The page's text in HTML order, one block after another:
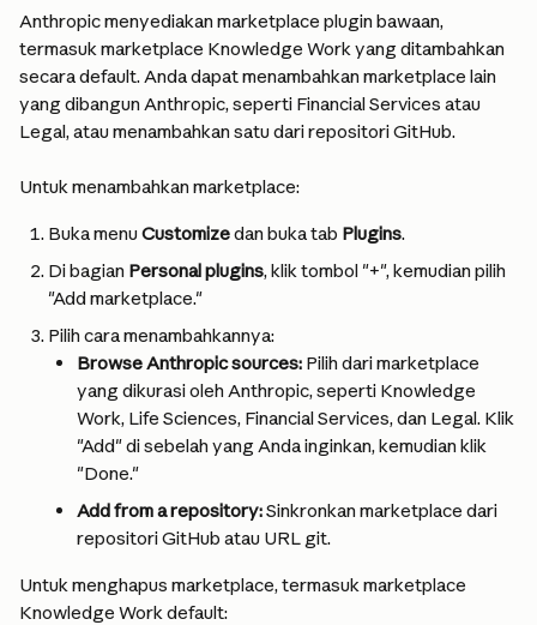
Anthropic menyediakan marketplace plugin bawaan,
termasuk marketplace Knowledge Work yang ditambahkan
secara default. Anda dapat menambahkan marketplace lain
yang dibangun Anthropic, seperti Financial Services atau
Legal, atau menambahkan satu dari repositori GitHub.
Untuk menambahkan marketplace:
Buka menu Customize dan buka tab Plugins.
Di bagian Personal plugins, klik tombol "+", kemudian pilih
"Add marketplace."
Pilih cara menambahkannya:
Browse Anthropic sources: Pilih dari marketplace
yang dikurasi oleh Anthropic, seperti Knowledge
Work, Life Sciences, Financial Services, dan Legal. Klik
"Add" di sebelah yang Anda inginkan, kemudian klik
"Done."
Add from a repository: Sinkronkan marketplace dari
repositori GitHub atau URL git.
Untuk menghapus marketplace, termasuk marketplace
Knowledge Work default: